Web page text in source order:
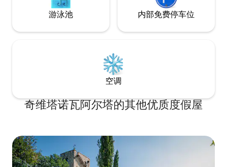
游泳池 内部免费停车位
空调
奇维塔诺瓦阿尔塔的其他优质度假屋